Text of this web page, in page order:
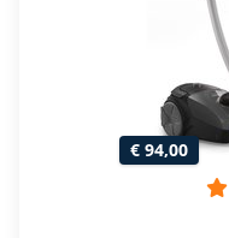
€ 94,00